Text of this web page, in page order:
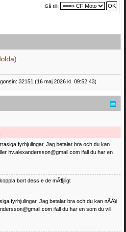
Gå till:
32151 (16 maj 2026 kl. 09:52:43)
trasiga fyrhjulingar. Jag betalar bra och du kan
eller hv.alexandersson@gmail.com ifall du har en
bort dess e de mÃ¶jligt
fyrhjulingar. Jag betalar bra och du kan nÃÂ¥
ifall du har en som du vill